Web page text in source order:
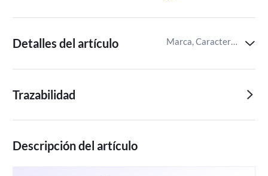
Detalles del artículo Marca, Características,Tipo de piel
Trazabilidad
Descripción del artículo